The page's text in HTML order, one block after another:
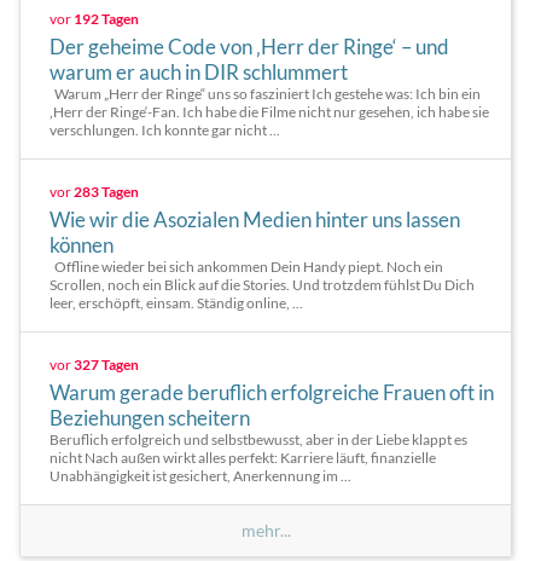
vor 192 Tagen
Der geheime Code von ‚Herr der Ringe‘ – und
warum er auch in DIR schlummert
Warum „Herr der Ringe“ uns so fasziniert Ich gestehe was: Ich bin ein
‚Herr der Ringe‘-Fan. Ich habe die Filme nicht nur gesehen, ich habe sie
verschlungen. Ich konnte gar nicht ...
vor283 Tagen
Wie wir die Asozialen Medien hinter uns lassen
können
Offline wieder bei sich ankommen Dein Handy piept. Noch ein
Scrollen, noch ein Blick auf die Stories. Und trotzdem fühlst Du Dich
leer, erschöpft, einsam. Ständig online, ...
vor327 Tagen
Warum gerade beruflich erfolgreiche Frauen oft in
Beziehungen scheitern
Beruflich erfolgreich und selbstbewusst, aber in der Liebe klappt es
nicht Nach außen wirkt alles perfekt: Karriere läuft, finanzielle
Unabhängigkeit ist gesichert, Anerkennung im ...
mehr...